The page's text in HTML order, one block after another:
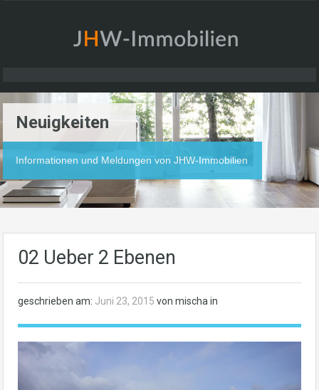
Neuigkeiten
Informationen und Meldungen von JHW-Immobilien
02 Ueber 2 Ebenen
geschrieben am: Juni 23, 2015 von mischa in